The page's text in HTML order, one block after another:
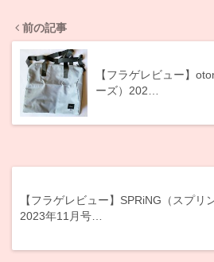
前の記事
【フラゲレビュー】
ーズ）202…
【フラゲレビュー】SPRiNG（スプリ
2023年11月号…